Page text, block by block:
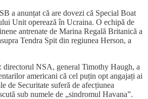
a anunțat că are dovezi că Special Boat
Unit operează în Ucraina. O echipă de
antrenate de Marina Regală Britanică a
Tendra Spit din regiunea Herson, a
: directorul NSA, general Timothy Haugh, a
americani că cel puțin opt angajați ai
de Securitate suferă de afecțiunea
sub numele de „sindromul Havana”.